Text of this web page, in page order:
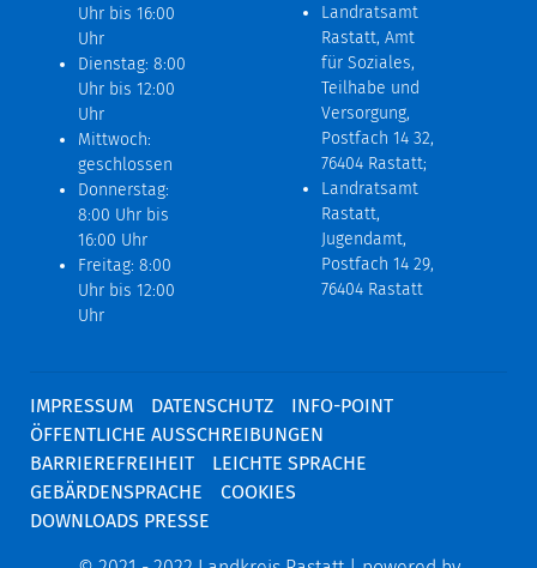
Uhr bis 16:00
Uhr
Dienstag: 8:00
Uhr bis 12:00
Uhr
Mittwoch:
geschlossen
Donnerstag:
8:00 Uhr bis
16:00 Uhr
Freitag: 8:00
Uhr bis 12:00
Uhr
Landratsamt
Rastatt, Amt
für Soziales,
Teilhabe und
Versorgung,
Postfach 14 32,
76404 Rastatt;
Landratsamt
Rastatt,
Jugendamt,
Postfach 14 29,
76404 Rastatt
IMPRESSUM DATENSCHUTZ
INFO-POINT
ÖFFENTLICHE AUSSCHREIBUNGEN
BARRIEREFREIHEIT
LEICHTE SPRACHE
GEBÄRDENSPRACHE
COOKIES
DOWNLOADS PRESSE